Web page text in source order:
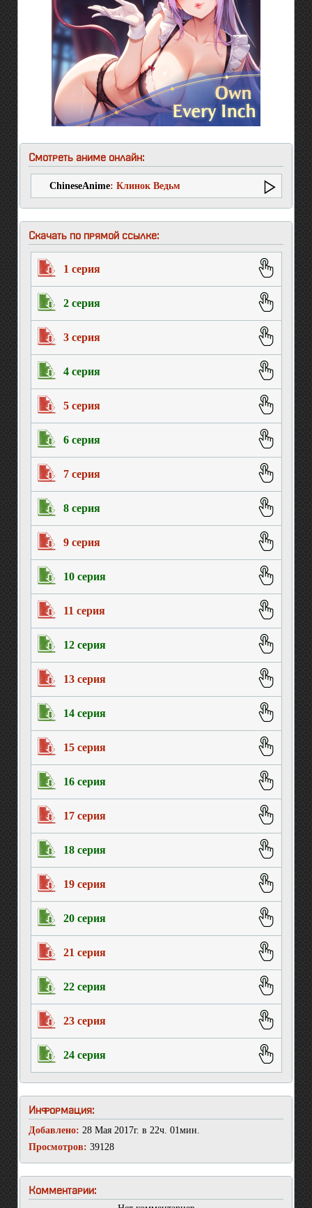
Смотреть аниме онлайн:
ChineseAnime: Клинок Ведьм
Скачать по прямой ссылке:
1 серия
2 серия
3 серия
4 серия
5 серия
6 серия
7 серия
8 серия
9 серия
10 серия
11 серия
12 серия
13 серия
14 серия
15 серия
16 серия
17 серия
18 серия
19 серия
20 серия
21 серия
22 серия
23 серия
24 серия
Информация:
Добавлено: 28 Мая 2017г. в 22ч. 01мин.
Просмотров: 39128
Комментарии: